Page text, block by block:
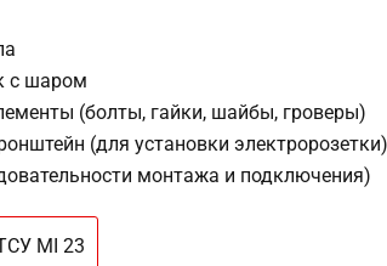
с шаром
(болты, гайки, шайбы, гроверы)
(для установки электророзетки)
монтажа и подключения)
MI 23